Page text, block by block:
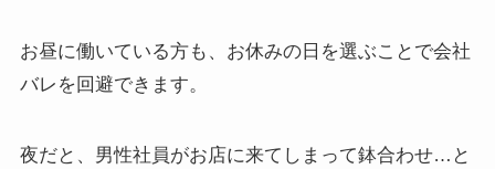
お昼に働いている方も、お休みの日を選ぶことで会社
バレを回避できます。
夜だと、男性社員がお店に来てしまって鉢合わせ…と